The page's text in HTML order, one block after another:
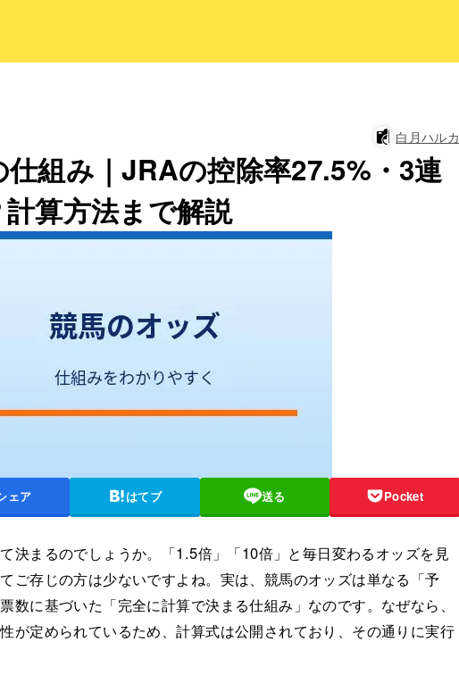
白月ハルカ
組み｜JRAの控除率27.5%・3連
算方法まで解説
ェア はてブ 送る Pocket
決まるのでしょうか。「1.5倍」「10倍」と毎日変わるオッズを見
ご存じの方は少ないですよね。実は、競馬のオッズは単なる「予
数に基づいた「完全に計算で決まる仕組み」なのです。なぜなら、
が定められているため、計算式は公開されており、その通りに実行